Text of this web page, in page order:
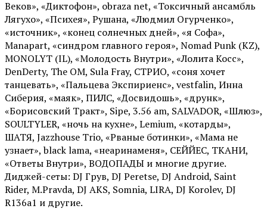
Веков», «Диктофон», obraza net, «Токсичный ансамбль
Лягухо», «Психея», Рушана, «Людмил Огурченко»,
«источник», «конец солнечных дней», «я Софа»,
Manapart, «синдром главного героя», Nomad Punk (KZ),
MONOLYT (IL), «Молодость Внутри», «Лолита Косс»,
DenDerty, The OM, Sula Fray, СТРИО, «соня хочет
танцевать», «Пальцева Экспириенс», vestfalin, Инна
Сиберия, «маяк», ПИЛС, «Досвидошь», «друнк»,
«Борисовский Тракт», Sipe, 3.56 am, SALVADOR, «Шлюз»,
SOULTYLER, «ночь на кухне», Lemium, «котарды»,
ШАТЯ, Jazzhouse Trio, «Рваные ботинки», «Мама не
узнает», black lama, «неаринаменя», СЕЙЙЕС, ТКАНИ,
«Ответы Внутри», ВОДОПАДЫ и многие другие.
Диджей-сеты: DJ Грув, DJ Peretse, DJ Android, Saint
Rider, М.Pravda, DJ AKS, Somnia, LIRA, DJ Korolev, DJ
R136a1 и другие.